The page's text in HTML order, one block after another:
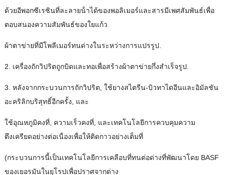
ด้วยอีพอกซีเรซินที่ละลายน้ําได้ของพอลิเมอร์และสารมีเพศสัมพันธ์เพื่อ
ตอบสนองความสัมพันธ์ของใยแก้ว
ผ้าตาข่ายที่มีโพลีเมอร์ทนด่างในระหว่างการแปรรูป.
2. เครื่องถักวิปริตถูกบิดและทอเพื่อสร้างผ้าตาข่ายกึ่งสําเร็จรูป.
3. หลังจากกระบวนการถักวิปริต, ใช้ยางสไตรีน-บิวทาไดอีนและอิมัลชัน
อะคริลิกบริสุทธิ์อีกครั้ง, และ
ใช้อุณหภูมิคงที่, ความเร็วคงที่, และเทคโนโลยีการควบคุมความ
ตึงเครียดอย่างต่อเนื่องเพื่อให้ติดกาวอย่างเต็มที่
(กระบวนการนี้เป็นเทคโนโลยีการเคลือบที่ทนต่อด่างที่พัฒนาโดย BASF
ของเยอรมันในยุโรปเพื่อปราศจากด่าง